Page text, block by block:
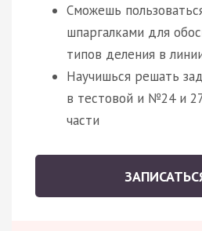
Сможешь
шпаргалками для
типов деления в
Научишься решать
в тестовой и №24 и
части